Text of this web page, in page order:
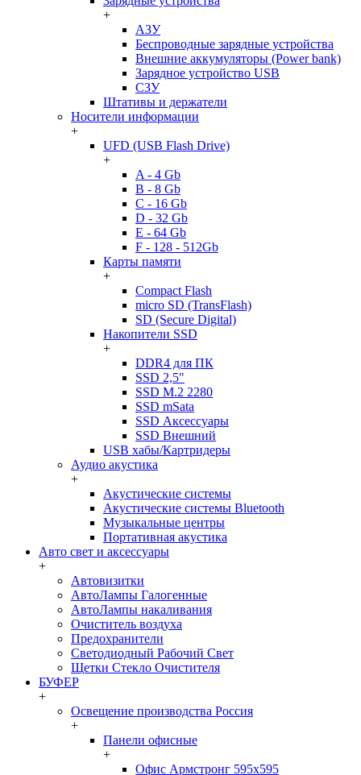
+
АЗУ
Беспроводные зарядные устройства
Внешние аккумуляторы (Power bank)
Зарядное устройство USB
СЗУ
Штативы и держатели
Носители информации
+
UFD (USB Flash Drive)
+
A - 4 Gb
B - 8 Gb
C - 16 Gb
D - 32 Gb
E - 64 Gb
F - 128 - 512Gb
Карты памяти
+
Compact Flash
micro SD (TransFlash)
SD (Secure Digital)
Накопители SSD
+
DDR4 для ПК
SSD 2,5"
SSD M.2 2280
SSD mSata
SSD Аксессуары
SSD Внешний
USB хабы/Картридеры
Аудио акустика
+
Акустические системы
Акустические системы Bluetooth
Музыкальные центры
Портативная акустика
Авто свет и аксессуары
+
Автовизитки
АвтоЛампы Галогенные
АвтоЛампы накаливания
Очиститель воздуха
Предохранители
Светодиодный Рабочий Свет
Щетки Стекло Очистителя
БУФЕР
+
Освещение производства Россия
+
Панели офисные
+
Офис Армстронг 595x595